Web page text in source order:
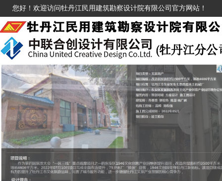
您好！欢迎访问牡丹江民用建筑勘察设计院有限公司官方网站！